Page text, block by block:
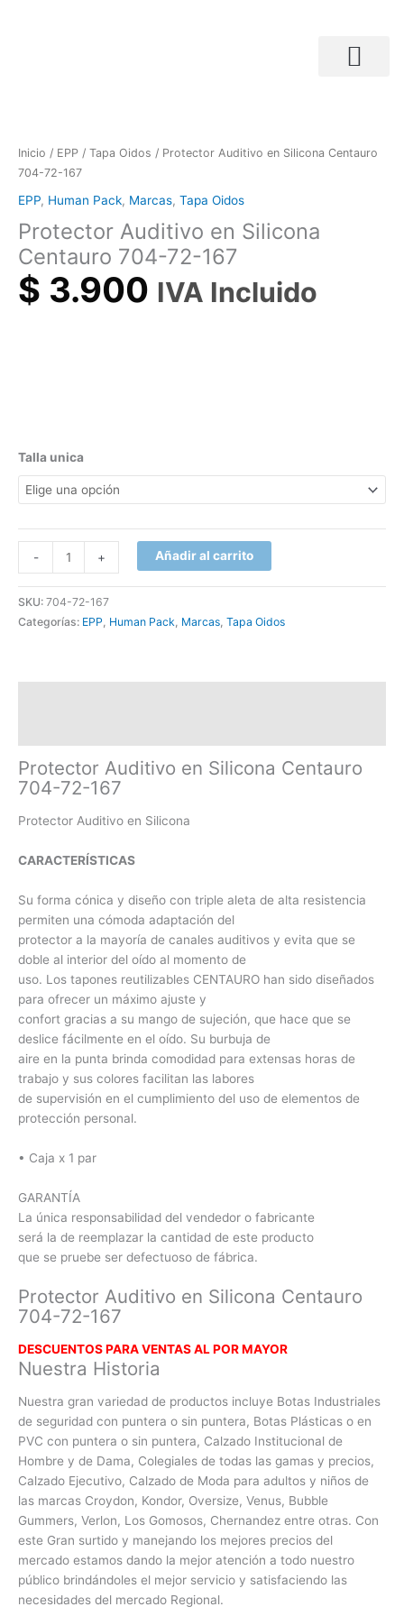
Inicio / EPP / Tapa Oidos / Protector Auditivo en Silicona Centauro
704-72-167
EPP, Human Pack, Marcas, Tapa Oidos
Protector Auditivo en Silicona
Centauro 704-72-167
$ 3.900 IVA Incluido
Talla unica
-
en
Silicona
704-
72-
167
cantidad
+ Añadir al carrito
SKU: 704-72-167
Categorías: EPP, Human Pack, Marcas, Tapa Oidos
Protector Auditivo en Silicona Centauro
704-72-167
Protector Auditivo en Silicona
CARACTERÍSTICAS
Su forma cónica y diseño con triple aleta de alta resistencia
permiten una cómoda adaptación del
protector a la mayoría de canales auditivos y evita que se
doble al interior del oído al momento de
uso. Los tapones reutilizables CENTAURO han sido diseñados
para ofrecer un máximo ajuste y
confort gracias a su mango de sujeción, que hace que se
deslice fácilmente en el oído. Su burbuja de
aire en la punta brinda comodidad para extensas horas de
trabajo y sus colores facilitan las labores
de supervisión en el cumplimiento del uso de elementos de
protección personal.
• Caja x 1 par
GARANTÍA
La única responsabilidad del vendedor o fabricante
será la de reemplazar la cantidad de este producto
que se pruebe ser defectuoso de fábrica.
Protector Auditivo en Silicona Centauro
704-72-167
DESCUENTOS PARA VENTAS AL POR MAYOR
Nuestra Historia
Nuestra gran variedad de productos incluye Botas Industriales
de seguridad con puntera o sin puntera, Botas Plásticas o en
PVC con puntera o sin puntera, Calzado Institucional de
Hombre y de Dama, Colegiales de todas las gamas y precios,
Calzado Ejecutivo, Calzado de Moda para adultos y niños de
las marcas Croydon, Kondor, Oversize, Venus, Bubble
Gummers, Verlon, Los Gomosos, Chernandez entre otras. Con
este Gran surtido y manejando los mejores precios del
mercado estamos dando la mejor atención a todo nuestro
público brindándoles el mejor servicio y satisfaciendo las
necesidades del mercado Regional.